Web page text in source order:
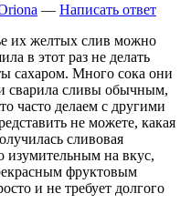
— Написать ответ
их желтых слив можно
в этот раз не делать
сахаром. Много сока они
сварила сливы обычным,
часто делаем с другими
не можете, какая
сливовая
изумительным на вкус,
фруктовым
и не требует долгого